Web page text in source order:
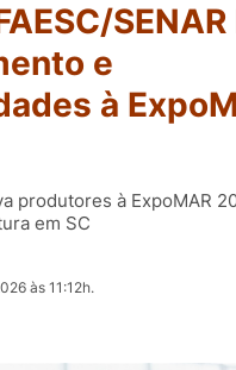
e
à
produtores à ExpoMAR
em SC
às 11:12h.